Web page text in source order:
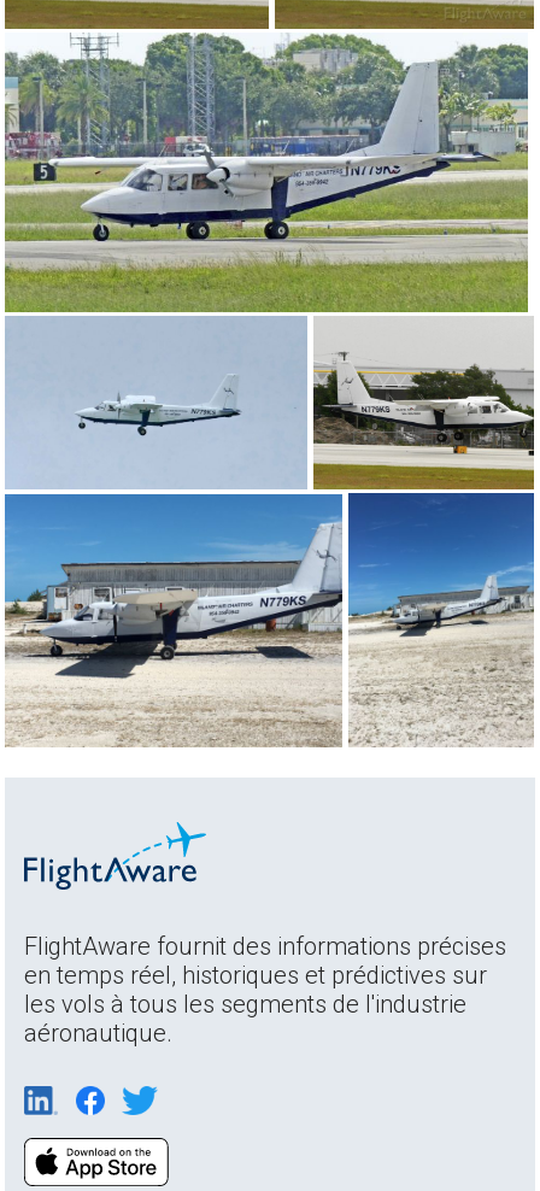
FlightAware fournit des informations précises
en temps réel, historiques et prédictives sur
les vols à tous les segments de l'industrie
aéronautique.